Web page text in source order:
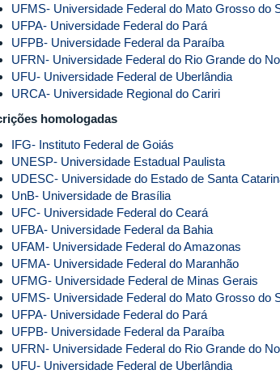
UFMS- Universidade Federal do Mato Grosso do
UFPA- Universidade Federal do Pará
UFPB- Universidade Federal da Paraíba
UFRN- Universidade Federal do Rio Grande do
UFU- Universidade Federal de Uberlândia
URCA- Universidade Regional do Cariri
homologadas
IFG- Instituto Federal de Goiás
UNESP- Universidade Estadual Paulista
UDESC- Universidade do Estado de Santa
UnB- Universidade de Brasília
UFC- Universidade Federal do Ceará
UFBA- Universidade Federal da Bahia
UFAM- Universidade Federal do Amazonas
UFMA- Universidade Federal do Maranhão
UFMG- Universidade Federal de Minas Gerais
UFMS- Universidade Federal do Mato Grosso do
UFPA- Universidade Federal do Pará
UFPB- Universidade Federal da Paraíba
UFRN- Universidade Federal do Rio Grande do
UFU- Universidade Federal de Uberlândia